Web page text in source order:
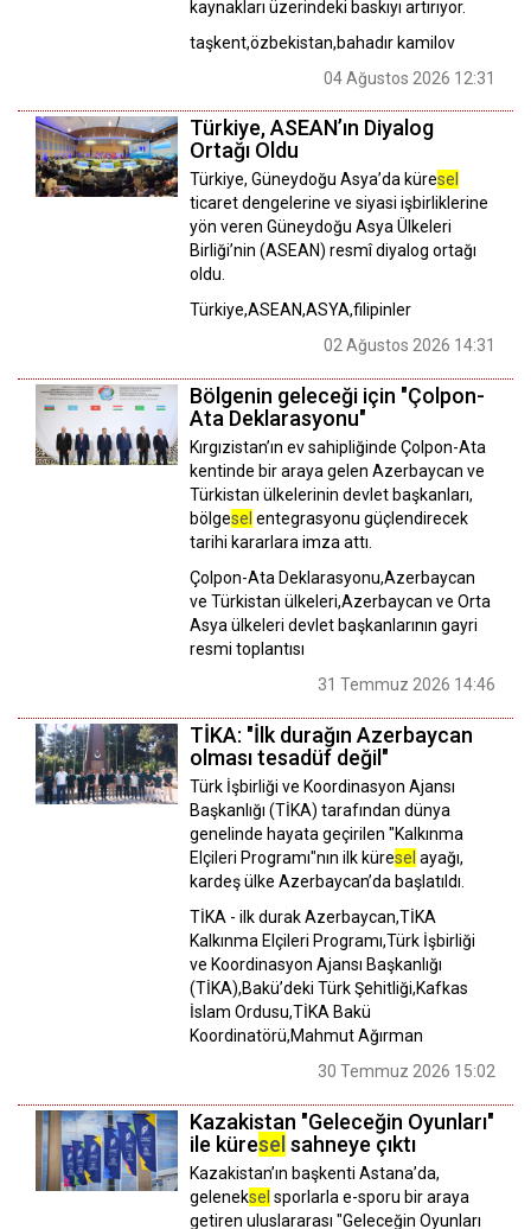
kaynakları üzerindeki baskıyı artırıyor.
taşkent,özbekistan,bahadır kamilov
04 Ağustos 2026 12:31
Türkiye, ASEAN’ın Diyalog
Ortağı Oldu
Türkiye, Güneydoğu Asya’da küresel
ticaret dengelerine ve siyasi işbirliklerine
yön veren Güneydoğu Asya Ülkeleri
Birliği’nin (ASEAN) resmî diyalog ortağı
oldu.
Türkiye,ASEAN,ASYA,filipinler
02 Ağustos 2026 14:31
Bölgenin geleceği için "Çolpon-
Ata Deklarasyonu"
Kırgızistan’ın ev sahipliğinde Çolpon-Ata
kentinde bir araya gelen Azerbaycan ve
Türkistan ülkelerinin devlet başkanları,
bölgesel entegrasyonu güçlendirecek
tarihi kararlara imza attı.
Çolpon-Ata Deklarasyonu,Azerbaycan
ve Türkistan ülkeleri,Azerbaycan ve Orta
Asya ülkeleri devlet başkanlarının gayri
resmi toplantısı
31 Temmuz 2026 14:46
TİKA: "İlk durağın Azerbaycan
olması tesadüf değil"
Türk İşbirliği ve Koordinasyon Ajansı
Başkanlığı (TİKA) tarafından dünya
genelinde hayata geçirilen "Kalkınma
Elçileri Programı"nın ilk küresel ayağı,
kardeş ülke Azerbaycan’da başlatıldı.
TİKA - ilk durak Azerbaycan,TİKA
Kalkınma Elçileri Programı,Türk İşbirliği
ve Koordinasyon Ajansı Başkanlığı
(TİKA),Bakü’deki Türk Şehitliği,Kafkas
İslam Ordusu,TİKA Bakü
Koordinatörü,Mahmut Ağırman
30 Temmuz 2026 15:02
Kazakistan "Geleceğin Oyunları"
ile küresel sahneye çıktı
Kazakistan’ın başkenti Astana’da,
geleneksel sporlarla e-sporu bir araya
getiren uluslararası "Geleceğin Oyunları